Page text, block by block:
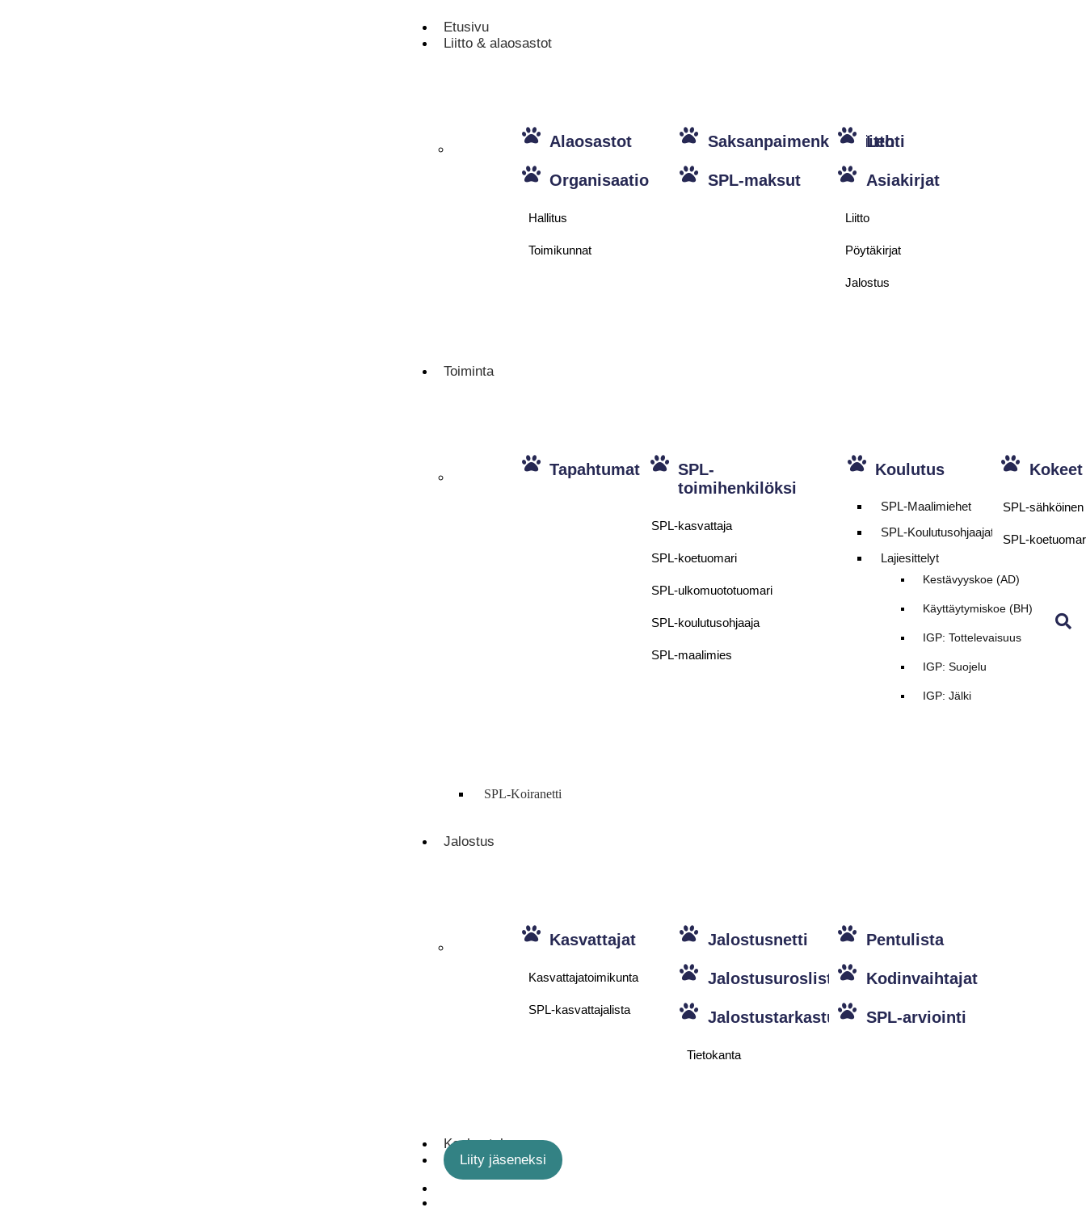
Etusivu
Liitto & alaosastot
Alaosastot
Organisaatio
Hallitus
Toimikunnat
Saksanpaimenkoiraliitto
SPL-maksut
Lehti
Asiakirjat
Liitto
Pöytäkirjat
Jalostus
Toiminta
Tapahtumat
SPL-
toimihenkilöksi
SPL-kasvattaja
SPL-koetuomari
SPL-ulkomuototuomari
SPL-koulutusohjaaja
SPL-maalimies
Koulutus
SPL-Maalimiehet
SPL-Koulutusohjaajat
Lajiesittelyt
Kestävyyskoe (AD)
Käyttäytymiskoe (BH)
IGP: Tottelevaisuus
IGP: Suojelu
IGP: Jälki
Kokeet
SPL-
SPL-
SPL-Koiranetti
Jalostus
Kasvattajat
Kasvattajatoimikunta
SPL-kasvattajalista
Jalostusnetti
Jalostusuroslista
Jalostustarkastus
Tietokanta
Pentulista
Kodinvaihtajat
SPL-arviointi
Keskustelu
Liity jäseneksi